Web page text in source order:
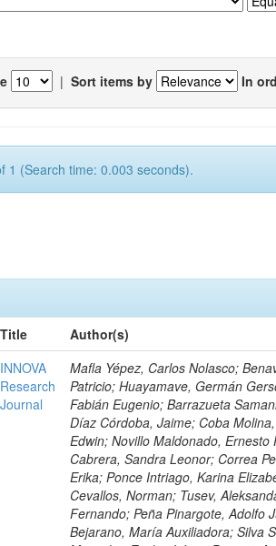
| Sort items by In
1 (Search time: 0.003 seconds).
Title Author(s)
INNOVA
Research
Journal
Mafla Yépez, Carlos Nolasco;
Patricio; Huayamave, Germán
Fabián Eugenio; Barrazueta
Díaz Córdoba, Jaime; Coba
Edwin; Novillo Maldonado,
Cabrera, Sandra Leonor; Correa
Erika; Ponce Intriago, Karina
Cevallos, Norman; Tusev,
Fernando; Peña Pinargote, Adolfo
Bejarano, María Auxiliadora; Silva